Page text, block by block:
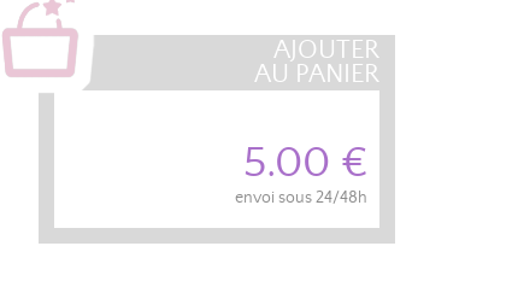
AJOUTER
AU PANIER
5.00 €
envoi sous 24/48h